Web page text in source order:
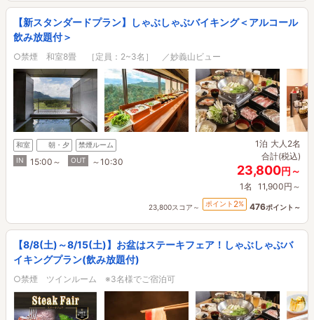
【新スタンダードプラン】しゃぶしゃぶバイキング＜アルコール
飲み放題付＞
○禁煙 和室8畳 ［定員：2~3名］ ／妙義山ビュー
和室 朝・夕
禁煙ルーム
IN
15:00～ OUT ～10:30
1泊 大人2名
合計(税込)
23,800円～
1名 11,900円～
23,800スコア～ ポイント 2% 476ポイント～
【8/8(土)～8/15(土)】お盆はステーキフェア！しゃぶしゃぶバ
イキングプラン(飲み放題付)
○禁煙 ツインルーム ※3名様でご宿泊可